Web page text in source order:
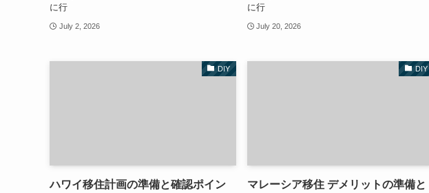
に行
July 2, 2026
に行
July 20, 2026
DIY
ハワイ移住計画の準備と確認ポイン
DIY
マレーシア移住 デメリットの準備と